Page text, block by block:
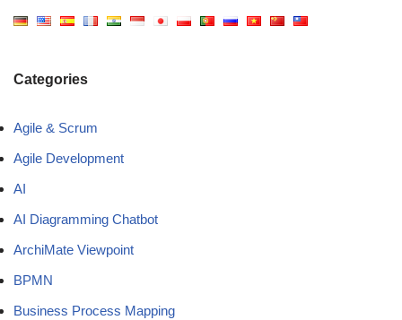
Categories
Agile & Scrum
Agile Development
AI
AI Diagramming Chatbot
ArchiMate Viewpoint
BPMN
Business Process Mapping